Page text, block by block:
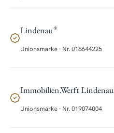
Lindenau®
Unionsmarke · Nr.018644225
Immobilien.Werft Lindenau
Unionsmarke · Nr.019074004